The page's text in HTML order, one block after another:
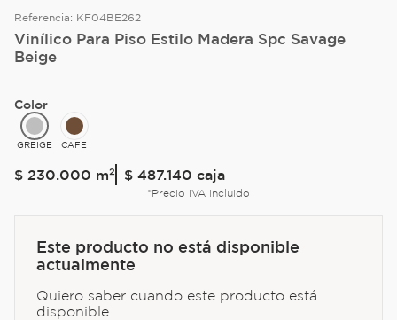
Referencia: KF04BE262
Vinílico Para Piso Estilo Madera Spc Savage
Beige
Color
GREIGE CAFE
$ 230.000 m² $ 487.140 caja
*Precio IVA incluido
Este producto no está disponible
actualmente
Quiero saber cuando este producto está
disponible